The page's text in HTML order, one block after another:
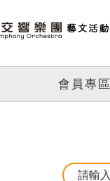
會員專區